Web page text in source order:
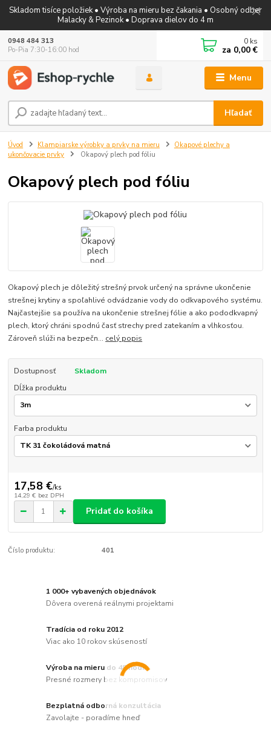
Skladom tisíce položiek • Výroba na mieru bez čakania • Osobný odber
Malacky & Pezinok • Doprava dielov do 4 m
Menu
Hľadať
0948 484 313
Po-Pia 7:30-16:00 hod
0 ks
za 0,00 €
Úvod Klampiarske výrobky a prvky na mieru
Okapové plechy a
ukončovacie prvky
Okapový plech pod fóliu
Okapový plech pod fóliu
Okapový plech je dôležitý strešný prvok určený na správne ukončenie
strešnej krytiny a spoľahlivé odvádzanie vody do odkvapového systému.
Najčastejšie sa používa na ukončenie strešnej fólie a ako pododkvapný
plech, ktorý chráni spodnú časť strechy pred zatekaním a vlhkosťou.
Zároveň slúži na bezpečn... celý popis
Dostupnosť
Skladom
Dĺžka produktu
Farba produktu
17,58 €/ks
14,29 € bez DPH
Pridať do košíka
Číslo produktu: 401
1 000+ vybavených objednávok
Dôvera overená reálnymi projektami
Tradícia od roku 2012
Viac ako 10 rokov skúseností
Výroba na mieru do 48 hodín
Presné rozmery bez kompromisov
Bezplatná odborná konzultácia
Zavolajte - poradíme hneď